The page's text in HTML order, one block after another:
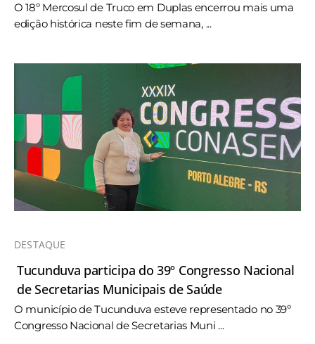
O 18º Mercosul de Truco em Duplas encerrou mais uma
edição histórica neste fim de semana, ...
DESTAQUE
Tucunduva participa do 39º Congresso Nacional
de Secretarias Municipais de Saúde
O município de Tucunduva esteve representado no 39º
Congresso Nacional de Secretarias Muni ...